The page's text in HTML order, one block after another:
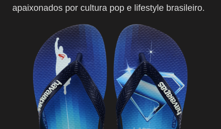
apaixonados por cultura pop e lifestyle brasileiro.